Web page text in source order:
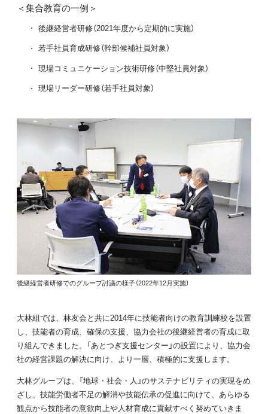
＜集合教育の一例＞
後継経営者研修（2021年度から定期的に実施）
若手社員育成研修（幹部候補社員対象）
現場コミュニケーション技術研修（中堅社員対象）
現場リーダー研修（若手社員対象）
後継経営者研修でのグループ討議の様子（2022年12月実施）
大林組では、林友会と共に2014年に技能者向けの教育訓練校を設置
し、技能者の育成、確保の支援、協力会社の後継経営者の育成に取
り組んできました。「あとつぎ支援センター」の設置により、協力会
社の経営課題の解決に向け、より一層、積極的に支援します。
大林グループは、「地球・社会・人」のサステナビリティの実現をめ
ざし、技能労働者不足の解消や技能伝承の促進に向けて、あらゆる
観点から技能者の意欲向上や人材育成に貢献すべく努めていきま